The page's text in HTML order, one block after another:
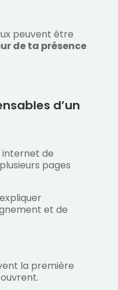
peuvent être
de ta présence
d’un
internet de
pages
et de
la première